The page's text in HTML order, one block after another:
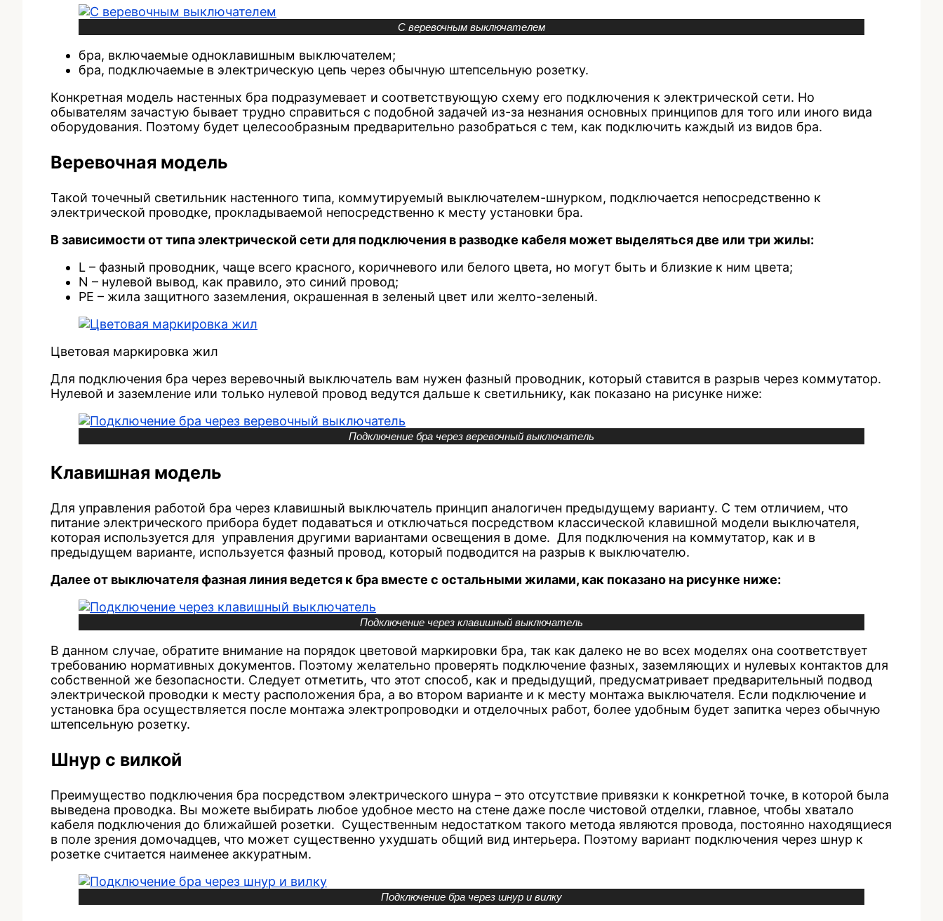
С веревочным выключателем
бра, включаемые одноклавишным выключателем;
бра, подключаемые в электрическую цепь через обычную штепсельную розетку.
Конкретная модель настенных бра подразумевает и соответствующую схему его подключения к электрической сети. Но
обывателям зачастую бывает трудно справиться с подобной задачей из-за незнания основных принципов для того или иного вида
оборудования. Поэтому будет целесообразным предварительно разобраться с тем, как подключить каждый из видов бра.
Веревочная модель
Такой точечный светильник настенного типа, коммутируемый выключателем-шнурком, подключается непосредственно к
электрической проводке, прокладываемой непосредственно к месту установки бра.
В зависимости от типа электрической сети для подключения в разводке кабеля может выделяться две или три жилы:
L – фазный проводник, чаще всего красного, коричневого или белого цвета, но могут быть и близкие к ним цвета;
N – нулевой вывод, как правило, это синий провод;
PE – жила защитного заземления, окрашенная в зеленый цвет или желто-зеленый.
Цветовая маркировка жил
Для подключения бра через веревочный выключатель вам нужен фазный проводник, который ставится в разрыв через коммутатор.
Нулевой и заземление или только нулевой провод ведутся дальше к светильнику, как показано на рисунке ниже:
Подключение бра через веревочный выключатель
Клавишная модель
Для управления работой бра через клавишный выключатель принцип аналогичен предыдущему варианту. С тем отличием, что
питание электрического прибора будет подаваться и отключаться посредством классической клавишной модели выключателя,
которая используется для управления другими вариантами освещения в доме. Для подключения на коммутатор, как и в
предыдущем варианте, используется фазный провод, который подводится на разрыв к выключателю.
Далее от выключателя фазная линия ведется к бра вместе с остальными жилами, как показано на рисунке ниже:
Подключение через клавишный выключатель
В данном случае, обратите внимание на порядок цветовой маркировки бра, так как далеко не во всех моделях она соответствует
требованию нормативных документов. Поэтому желательно проверять подключение фазных, заземляющих и нулевых контактов для
собственной же безопасности. Следует отметить, что этот способ, как и предыдущий, предусматривает предварительный подвод
электрической проводки к месту расположения бра, а во втором варианте и к месту монтажа выключателя. Если подключение и
установка бра осуществляется после монтажа электропроводки и отделочных работ, более удобным будет запитка через обычную
штепсельную розетку.
Шнур с вилкой
Преимущество подключения бра посредством электрического шнура – это отсутствие привязки к конкретной точке, в которой была
выведена проводка. Вы можете выбирать любое удобное место на стене даже после чистовой отделки, главное, чтобы хватало
кабеля подключения до ближайшей розетки. Существенным недостатком такого метода являются провода, постоянно находящиеся
в поле зрения домочадцев, что может существенно ухудшать общий вид интерьера. Поэтому вариант подключения через шнур к
розетке считается наименее аккуратным.
Подключение бра через шнур и вилку